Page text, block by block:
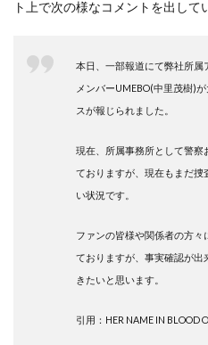
ト上で次の様なコメントを出して
本日、一部報道にて弊社所属
メンバーUMEBO(中里茂樹)
スが報じられました。
現在、所属事務所として警察
ておりますが、現在もまだ捜
い状況です。
ファンの皆様や関係者の方々
ておりますが、事実確認が
きたいと思います。
引用：HER NAME IN BLOOD